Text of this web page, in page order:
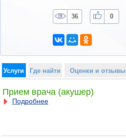
36 0
Услуги Где найти Оценки и отзывы
Прием врача (акушер)
Подробнее